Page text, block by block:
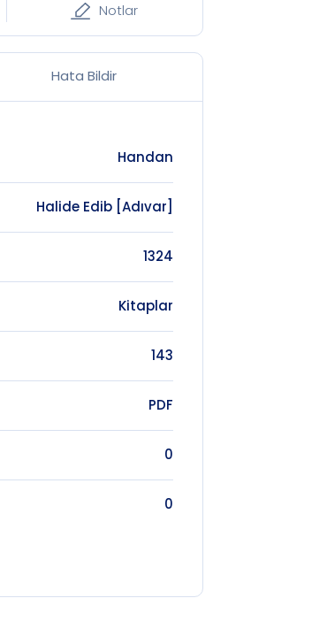
Notlar
Hata Bildir
Handan
Halide Edib [Adıvar]
1324
Kitaplar
143
PDF
0
0